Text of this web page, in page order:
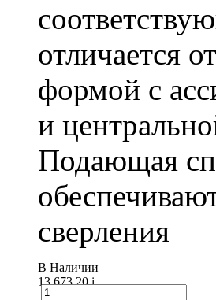
отличается
формой с
и
Подающая
сверления
В Наличии
13 673.20i